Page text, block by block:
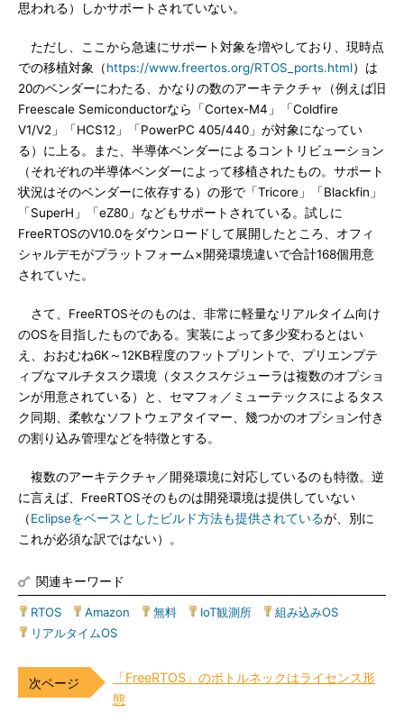
思われる）しかサポートされていない。
ただし、ここから急速にサポート対象を増やしており、現時点
での移植対象（https://www.freertos.org/RTOS_ports.html）は
20のベンダーにわたる、かなりの数のアーキテクチャ（例えば旧
Freescale Semiconductorなら「Cortex-M4」「Coldfire
V1/V2」「HCS12」「PowerPC 405/440」が対象になってい
る）に上る。また、半導体ベンダーによるコントリビューション
（それぞれの半導体ベンダーによって移植されたもの。サポート
状況はそのベンダーに依存する）の形で「Tricore」「Blackfin」
「SuperH」「eZ80」などもサポートされている。試しに
FreeRTOSのV10.0をダウンロードして展開したところ、オフィ
シャルデモがプラットフォーム×開発環境違いで合計168個用意
されていた。
さて、FreeRTOSそのものは、非常に軽量なリアルタイム向け
のOSを目指したものである。実装によって多少変わるとはい
え、おおむね6K～12KB程度のフットプリントで、プリエンプテ
ィブなマルチタスク環境（タスクスケジューラは複数のオプショ
ンが用意されている）と、セマフォ／ミューテックスによるタス
ク同期、柔軟なソフトウェアタイマー、幾つかのオプション付き
の割り込み管理などを特徴とする。
複数のアーキテクチャ／開発環境に対応しているのも特徴。逆
に言えば、FreeRTOSそのものは開発環境は提供していない
（Eclipseをベースとしたビルド方法も提供されているが、別に
これが必須な訳ではない）。
関連キーワード
RTOS Amazon 無料 IoT観測所 組み込みOS
リアルタイムOS
「FreeRTOS」のボトルネックはライセンス形
態